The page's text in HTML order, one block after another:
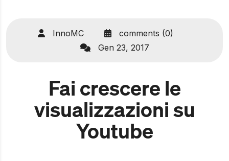
InnoMC
comments (0)
Gen 23, 2017
Fai crescere le
visualizzazioni su
Youtube